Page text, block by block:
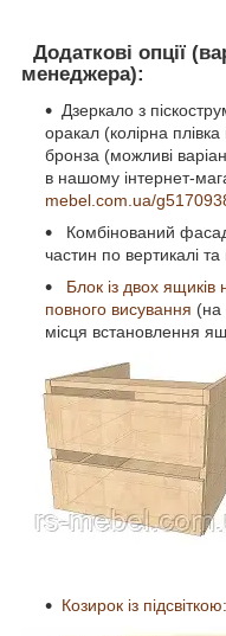
Додаткові опції
менеджера):
Дзеркало з
оракал (колірна
бронза (можливі
в нашому інтернет-
mebel.com.ua/
Комбінований
частин по вертикалі та
Блок із двох
повного висування (на
місця встановлення
Козирок із підсвіткою: